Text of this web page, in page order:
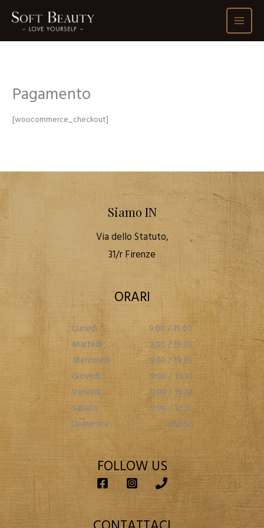
Pagamento
[woocommerce_checkout]
Siamo IN
Via dello Statuto,
31/r Firenze
ORARI
Lunedì . . . . . . . . . . . . 9:00 / 15:00
Martedì . . . . . . . . . . . 9:00 / 19:30
Mercoledì . . . . . . . . . 9:00 / 19:30
Giovedì . . . . . . . . . . . 9:00 / 19:30
Venerdì. . . . . . . . . . . . 9:00 / 19:30
Sabato . . . . . . . . . . . . 9:00 / 18:30
Domenica . . . . . . . . . . . . . . chiuso
FOLLOW US